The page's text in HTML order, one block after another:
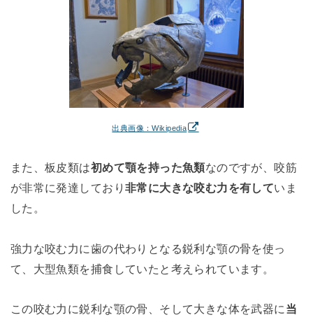
出典画像：Wikipedia
また、板皮類は初めて顎を持った魚類なのですが、咬筋
が非常に発達しており 非常に大きな咬む力を有していま
した。
強力な咬む力に歯の代わりとなる鋭利な顎の骨を使っ
て、大型魚類を捕食していたと考えられています。
この咬む力に鋭利な顎の骨、そして大きな体を武器に 当